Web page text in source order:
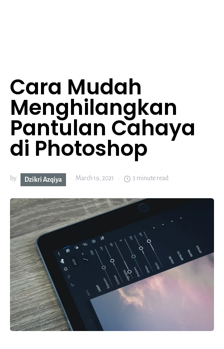
Cara Mudah
Menghilangkan
Pantulan Cahaya
di Photoshop
by Dzikri Azqiya March 19, 2021 3 minute read